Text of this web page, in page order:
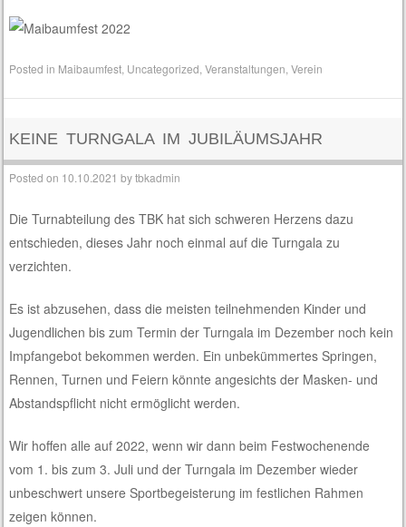
Posted in Maibaumfest Uncategorized ,Veranstaltungen ,Verein
KEINE TURNGALA IM JUBILÄUMSJAHR
Posted on 10.10.2021 bytbkadmin
Die Turnabteilung des TBK hat sich schweren Herzens dazu
entschieden, dieses Jahr noch einmal auf die Turngala zu
verzichten.
Es ist abzusehen, dass die meisten teilnehmenden Kinder und
Jugendlichen bis zum Termin der Turngala im Dezember noch kein
Impfangebot bekommen werden. Ein unbekümmertes Springen,
Rennen, Turnen und Feiern könnte angesichts der Masken- und
Abstandspflicht nicht ermöglicht werden.
Wir hoffen alle auf 2022, wenn wir dann beim Festwochenende
vom 1. bis zum 3. Juli und der Turngala im Dezember wieder
unbeschwert unsere Sportbegeisterung im festlichen Rahmen
zeigen können.